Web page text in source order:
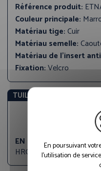
Référence produit:
Couleur principale:
Matériau tige:Cuir
Matériau semelle:
Matériau de l'insert
Fixation:Velcro
TUILE STANDARDS EU
EN ISO 20345:2022
HRO WPA FO A E SR
En poursuivant
l'utilisation de